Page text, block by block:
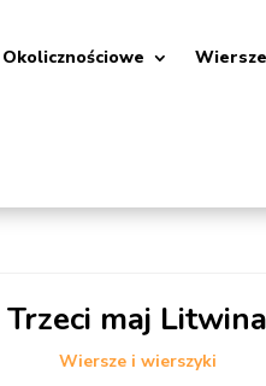
Okolicznościowe
Trzeci maj Litwina
Wiersze i wierszyki